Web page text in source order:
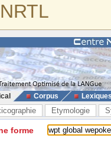
Corpus
Etymologie
forme